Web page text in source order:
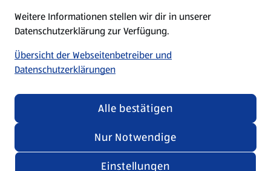
Datenschutz- und Richtlinienmenü
Cookie-Einstellungen
Impressum
Nutzungsbedingungen
Security Policy
Compliance | Hinweisstellen
Weitere Informationen stellen wir dir in unserer
Datenschutzerklärung zur Verfügung.
Übersicht der Webseitenbetreiber und
Datenschutzerklärungen
Einstellungen
Nur Notwendige
Alle bestätigen